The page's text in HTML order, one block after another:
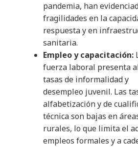
pandemia, han
fragilidades en la
respuesta y en
sanitaria.
Empleo y capacitación:
fuerza laboral presenta
tasas de informalidad y
desempleo juvenil. Las
alfabetización y de
técnica son bajas en
rurales, lo que limita el
empleos formales y a